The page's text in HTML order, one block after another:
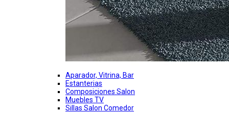
Aparador, Vitrina, Bar
Estanterias
Composiciones Salon
Muebles TV
Sillas Salon Comedor